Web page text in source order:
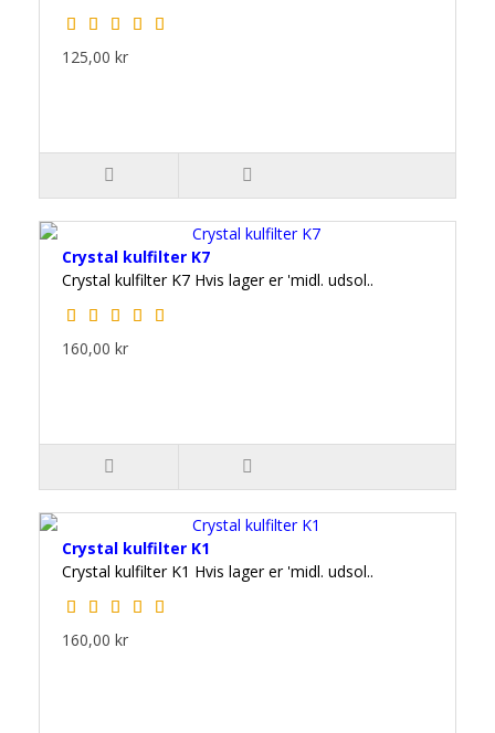
125,00 kr
Crystal kulfilter K7
Crystal kulfilter K7 Hvis lager er 'midl. udsol..
160,00 kr
Crystal kulfilter K1
Crystal kulfilter K1 Hvis lager er 'midl. udsol..
160,00 kr